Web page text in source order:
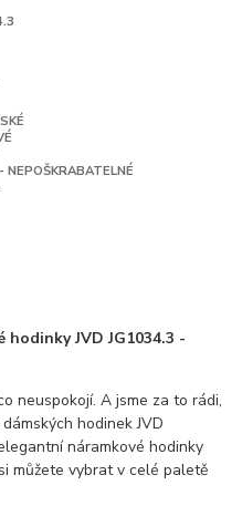
NEPOŠKRABATELNÉ
JVD JG1034.3 -
neuspokojí. A jsme za to rádi,
hodinek JVD
náramkové hodinky
můžete vybrat v celé paletě